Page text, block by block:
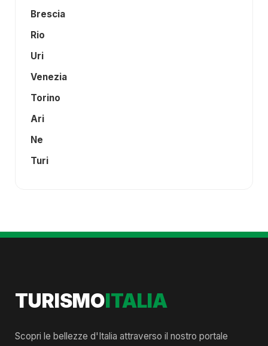
Brescia
Rio
Uri
Venezia
Torino
Ari
Ne
Turi
TURISMOITALIA
Scopri le bellezze d'Italia attraverso il nostro portale